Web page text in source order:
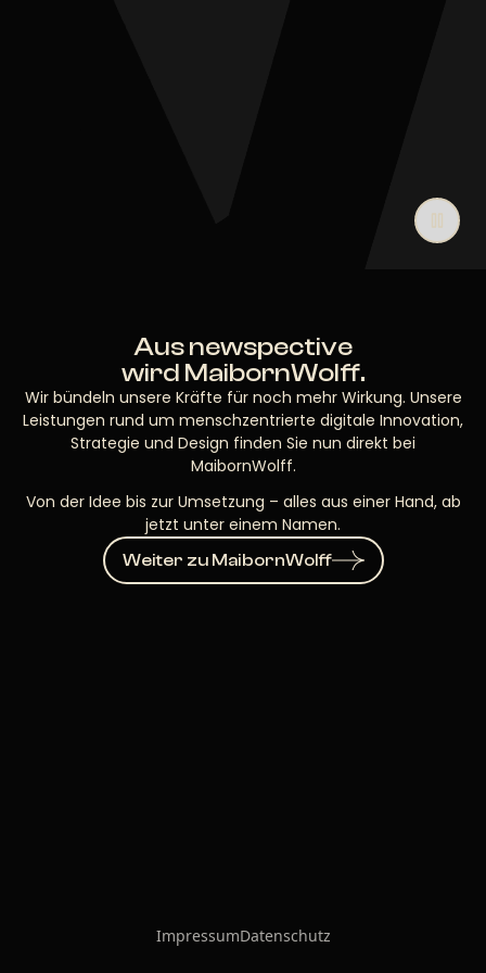
Aus newspective
wird MaibornWolff.
Wir bündeln unsere Kräfte für noch mehr Wirkung. Unsere
Leistungen rund um menschzentrierte digitale Innovation,
Strategie und Design finden Sie nun direkt bei
MaibornWolff.
Von der Idee bis zur Umsetzung – alles aus einer Hand, ab
jetzt unter einem Namen.
Weiter zu MaibornWolff
ImpressumDatenschutz